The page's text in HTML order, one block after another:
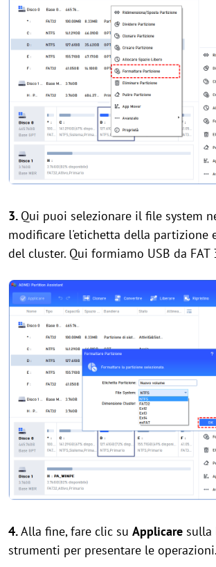
3. Qui puoi selezionare il file system
modificare l'etichetta della partizione
del cluster. Qui formiamo USB da FAT
4.Alla fine, fare clic su Applicare sulla
strumenti per presentare le operazioni.